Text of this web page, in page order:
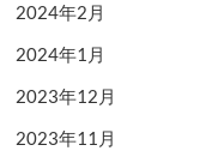
2024年2月
2024年1月
2023年12月
2023年11月